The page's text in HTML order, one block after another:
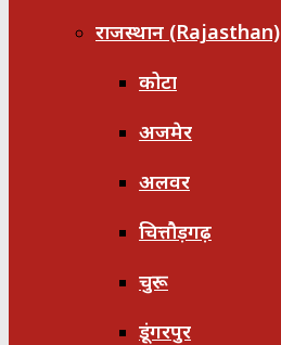
राजस्थान (Rajasthan)
कोटा
अजमेर
अलवर
चित्तौड़गढ़
चुरू
डूंगरपुर